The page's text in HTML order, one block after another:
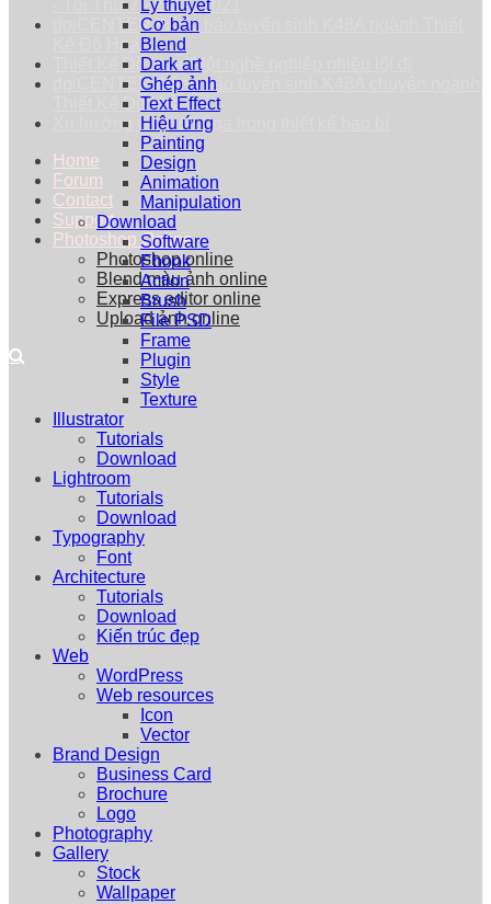
- Tối Thứ 7 - 25/09/2021
dpiCENTER thông báo tuyển sinh K48A ngành Thiết
Kế Đồ Họa
Thiết Kế Đồ Họa: Một nghề nghiệp nhiều lối đi
dpiCENTER thông báo tuyển sinh K48A chuyên ngành
Thiết Kế Đồ Họa
Xu hướng vẽ minh họa trong thiết kế bao bì
Home
Forum
Contact
Support
Photoshop Online
Photoshop online
Blend màu ảnh online
Express editor online
Upload ảnh online
Lý thuyết
Cơ bản
Blend
Dark art
Ghép ảnh
Text Effect
Hiệu ứng
Painting
Design
Animation
Manipulation
Download
Software
Ebook
Action
Brush
File PSD
Frame
Plugin
Style
Texture
Illustrator
Tutorials
Download
Lightroom
Tutorials
Download
Typography
Font
Architecture
Tutorials
Download
Kiến trúc đẹp
Web
WordPress
Web resources
Icon
Vector
Brand Design
Business Card
Brochure
Logo
Photography
Gallery
Stock
Wallpaper